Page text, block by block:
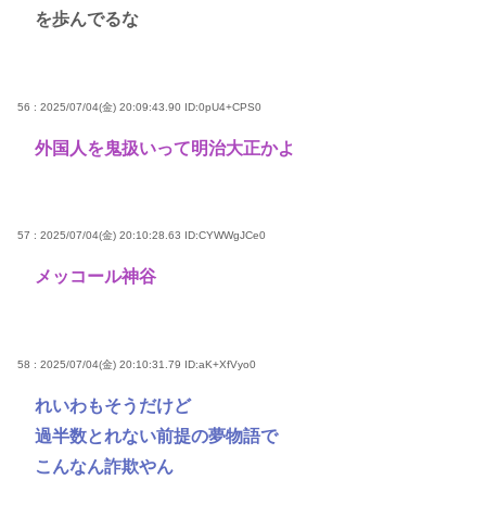
を歩んでるな
56 : 2025/07/04(金) 20:09:43.90 ID:0pU4+CPS0
外国人を鬼扱いって明治大正かよ
57 : 2025/07/04(金) 20:10:28.63 ID:CYWWgJCe0
メッコール神谷
58 : 2025/07/04(金) 20:10:31.79 ID:aK+XfVyo0
れいわもそうだけど
過半数とれない前提の夢物語で
こんなん詐欺やん